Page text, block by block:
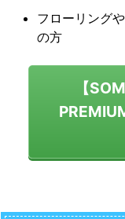
フローリング
の方
【